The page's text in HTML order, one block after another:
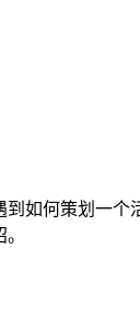
如何策划一